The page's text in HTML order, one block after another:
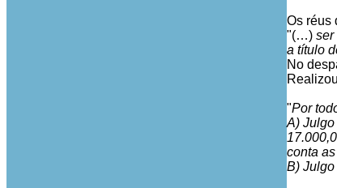
Os réus
"(…) ser
a título
No
"Por
A) Julgo
conta
B)